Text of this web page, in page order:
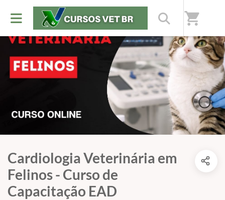
shopping_cart
Cardiologia Veterinária em
Felinos - Curso de
Capacitação EAD